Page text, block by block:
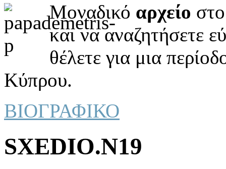
Μοναδικό αρχείο
και να αναζητήσετε
θέλετε για μια
Κύπρου.
ΒΙΟΓΡΑΦΙΚΟ
SXEDIO.N19